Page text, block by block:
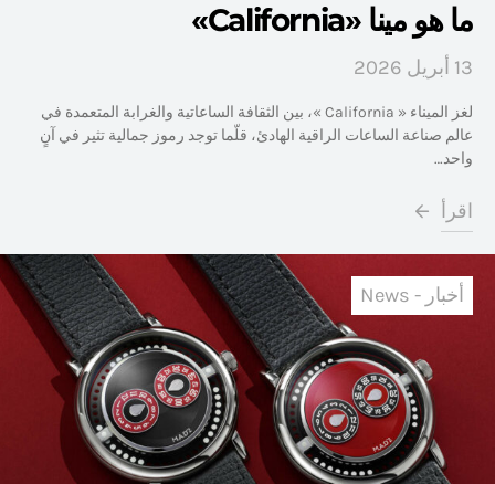
ما هو مينا «California»
13 أبريل 2026
لغز الميناء « California »، بين الثقافة الساعاتية والغرابة المتعمدة في
عالم صناعة الساعات الراقية الهادئ، قلّما توجد رموز جمالية تثير في آنٍ
واحد…
اقرأ
أخبار - News